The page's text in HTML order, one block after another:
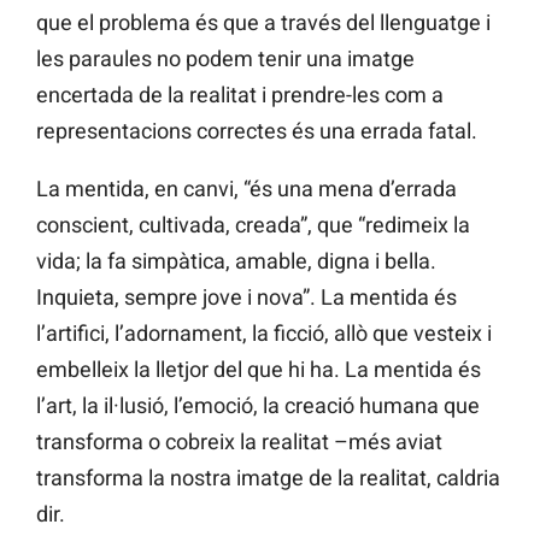
que el problema és que a través del llenguatge i
les paraules no podem tenir una imatge
encertada de la realitat i prendre-les com a
representacions correctes és una errada fatal.
La mentida, en canvi, “és una mena d’errada
conscient, cultivada, creada”, que “redimeix la
vida; la fa simpàtica, amable, digna i bella.
Inquieta, sempre jove i nova”. La mentida és
l’artifici, l’adornament, la ficció, allò que vesteix i
embelleix la lletjor del que hi ha. La mentida és
l’art, la il·lusió, l’emoció, la creació humana que
transforma o cobreix la realitat –més aviat
transforma la nostra imatge de la realitat, caldria
dir.